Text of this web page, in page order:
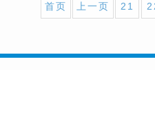
首页 上一页 21